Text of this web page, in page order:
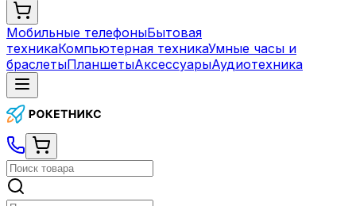
Мобильные телефоныБытовая
техникаКомпьютерная техникаУмные часы и
браслетыПланшетыАксессуарыАудиотехника